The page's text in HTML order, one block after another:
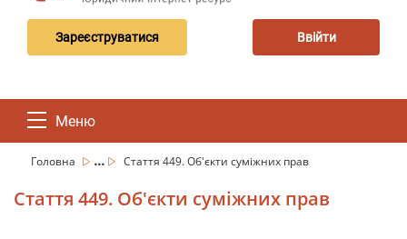
Зареєструватися Ввійти
Меню
Головна ... Стаття 449. Об'єкти суміжних прав
Стаття 449. Об'єкти суміжних прав